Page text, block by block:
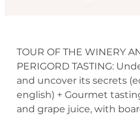
TOUR OF THE WINERY
PERIGORD TASTING:
and uncover its secrets
english) + Gourmet
and grape juice, with